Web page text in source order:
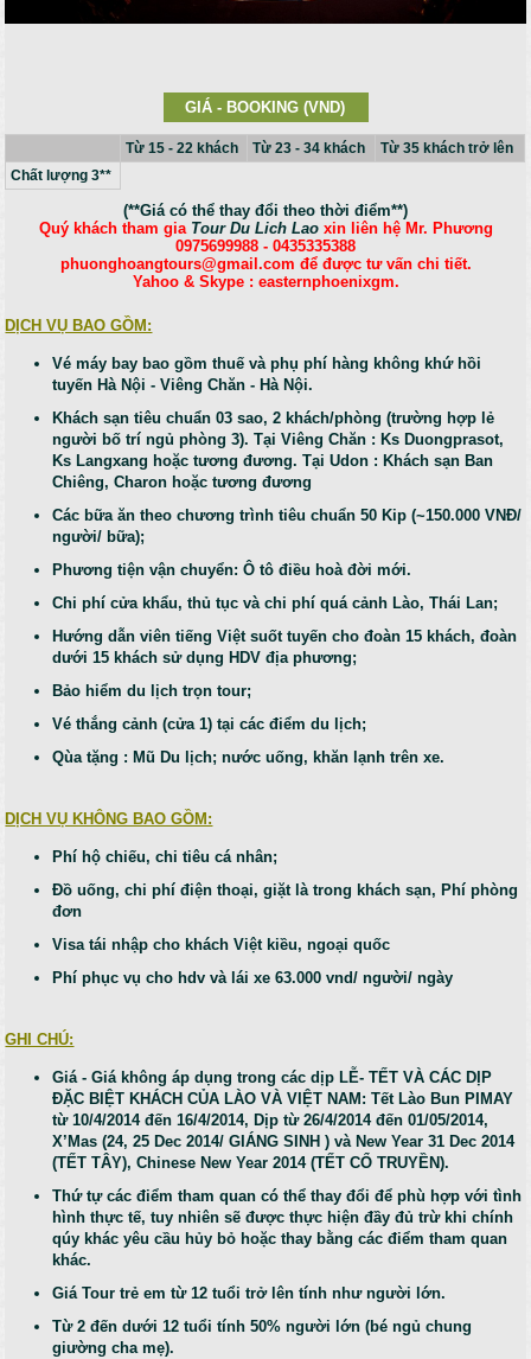
GIÁ - BOOKING (VND)
Từ 15 - 22 khách Từ 23 - 34 khách
Từ 35 khách trở lên
Chất lượng 3**
(**Giá có thể thay đổi theo thời điểm**)
Quý khách tham gia Tour Du Lich Lao xin liên hệ Mr. Phương
0975699988 - 0435335388
phuonghoangtours@gmail.com để được tư vấn chi tiết.
Yahoo & Skype : easternphoenixgm.
DỊCH VỤ BAO GỒM:
Vé máy bay bao gồm thuế và phụ phí hàng không khứ hồi
tuyến Hà Nội - Viêng Chăn - Hà Nội.
Khách sạn tiêu chuẩn 03 sao, 2 khách/phòng (trường hợp lẻ
người bố trí ngủ phòng 3). Tại Viêng Chăn : Ks Duongprasot,
Ks Langxang hoặc tương đương. Tại Udon : Khách sạn Ban
Chiêng, Charon hoặc tương đương
Các bữa ăn theo chương trình tiêu chuẩn 50 Kip (~150.000 VNĐ/
người/ bữa);
Phương tiện vận chuyển: Ô tô điều hoà đời mới.
Chi phí cửa khẩu, thủ tục và chi phí quá cảnh Lào, Thái Lan;
Hướng dẫn viên tiếng Việt suốt tuyến cho đoàn 15 khách, đoàn
dưới 15 khách sử dụng HDV địa phương;
Bảo hiểm du lịch trọn tour;
Vé thắng cảnh (cửa 1) tại các điểm du lịch;
Qùa tặng : Mũ Du lịch; nước uống, khăn lạnh trên xe.
DỊCH VỤ KHÔNG BAO GỒM:
Phí hộ chiếu, chi tiêu cá nhân;
Đồ uống, chi phí điện thoại, giặt là trong khách sạn, Phí phòng
đơn
Visa tái nhập cho khách Việt kiều, ngoại quốc
Phí phục vụ cho hdv và lái xe 63.000 vnd/ người/ ngày
GHI CHÚ:
Giá- Giá không áp dụng trong các dịp LỄ- TẾT VÀ CÁC DỊP
ĐẶC BIỆT KHÁCH CỦA LÀO VÀ VIỆT NAM: Tết Lào Bun PIMAY
từ 10/4/2014 đến 16/4/2014, Dịp từ 26/4/2014 đến 01/05/2014,
X’Mas (24, 25 Dec 2014/ GIÁNG SINH ) và New Year 31 Dec 2014
(TẾT TÂY), Chinese New Year 2014 (TẾT CỔ TRUYỀN).
Thứ tự các điểm tham quan có thể thay đổi để phù hợp với tình
hình thực tế, tuy nhiên sẽ được thực hiện đầy đủ trừ khi chính
qúy khác yêu cầu hủy bỏ hoặc thay bằng các điểm tham quan
khác.
Giá Tour trẻ em từ 12 tuổi trở lên tính như người lớn.
Từ 2 đến dưới 12 tuổi tính 50% người lớn (bé ngủ chung
giường cha mẹ).